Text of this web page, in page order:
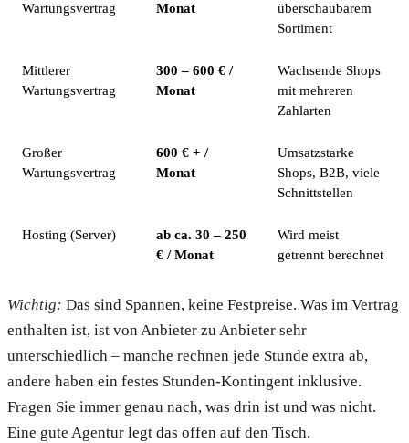
Wartungsvertrag
Monat
überschaubarem
Sortiment
Mittlerer
Wartungsvertrag
300 – 600 € /
Monat
Wachsende Shops
mit mehreren
Zahlarten
Großer
Wartungsvertrag
600 € + /
Monat
Umsatzstarke
Shops, B2B, viele
Schnittstellen
Hosting (Server)
ab ca. 30 – 250
€ / Monat
Wird meist
getrennt berechnet
Wichtig: Das sind Spannen, keine Festpreise. Was im Vertrag
enthalten ist, ist von Anbieter zu Anbieter sehr
unterschiedlich – manche rechnen jede Stunde extra ab,
andere haben ein festes Stunden-Kontingent inklusive.
Fragen Sie immer genau nach, was drin ist und was nicht.
Eine gute Agentur legt das offen auf den Tisch.